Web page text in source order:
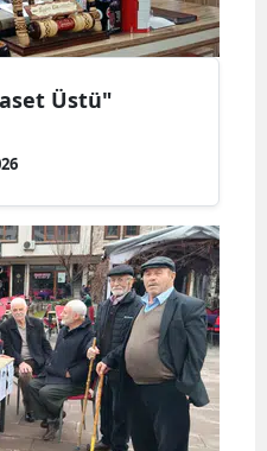
Giresun
Mersin
İstanbul
İzmir
Kars
Üstü"